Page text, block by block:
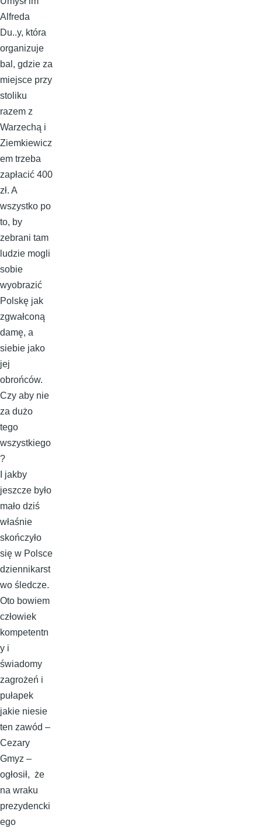
Alfreda
Du..y, która
organizuje
bal, gdzie za
miejsce przy
stoliku
razem z
Warzechą i
Ziemkiewicz
em trzeba
zapłacić 400
zł. A
wszystko po
to, by
zebrani tam
ludzie mogli
sobie
wyobrazić
Polskę jak
zgwałconą
damę, a
siebie jako
jej
obrońców.
Czy aby nie
za dużo
tego
wszystkiego
?
I jakby
jeszcze było
mało dziś
właśnie
skończyło
się w Polsce
dziennikarst
wo śledcze.
Oto bowiem
człowiek
kompetentn
y i
świadomy
zagrożeń i
pułapek
jakie niesie
ten zawód –
Cezary
Gmyz –
ogłosił, że
na wraku
prezydencki
ego